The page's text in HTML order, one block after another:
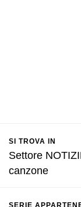
SI TROVA IN
Settore
canzone
SERIE